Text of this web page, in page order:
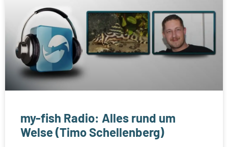
my-fish Radio: Alles rund um
Welse (Timo Schellenberg)